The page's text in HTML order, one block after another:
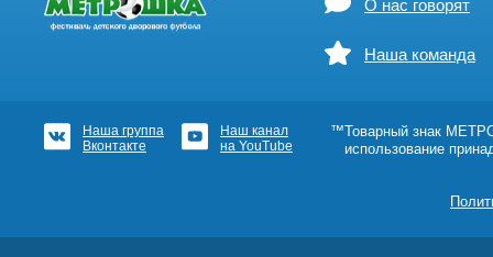
О нас говорят
Наша команда
Наша группа
Вконтакте
Наш канал
на YouTube
™Товарный знак
использование